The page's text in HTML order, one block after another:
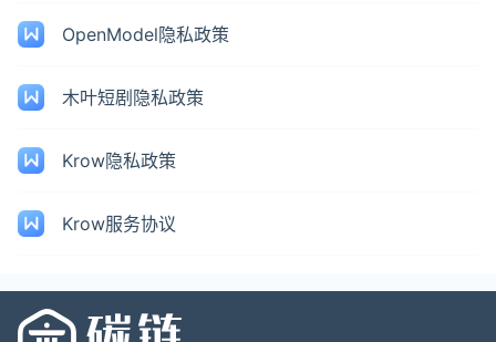
OpenModel隐私政策
木叶短剧隐私政策
Krow隐私政策
Krow服务协议